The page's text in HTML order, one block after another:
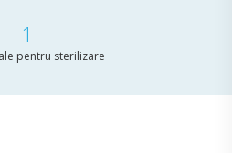
1
pentru sterilizare